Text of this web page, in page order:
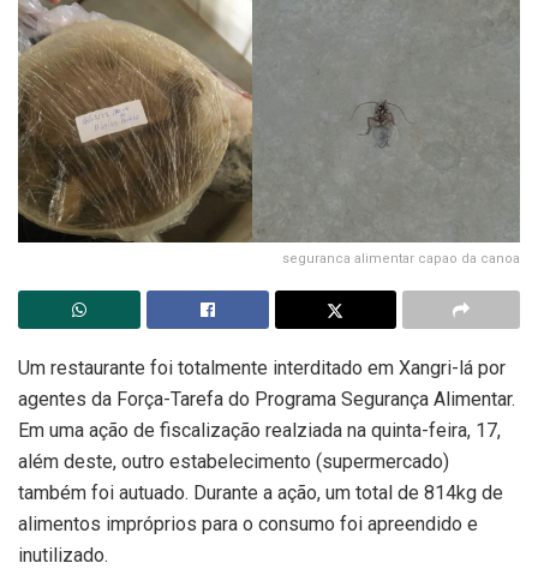
seguranca alimentar capao da canoa
Um restaurante foi totalmente interditado em Xangri-lá por
agentes da Força-Tarefa do Programa Segurança Alimentar.
Em uma ação de fiscalização realziada na quinta-feira, 17,
além deste, outro estabelecimento (supermercado)
também foi autuado. Durante a ação, um total de 814kg de
alimentos impróprios para o consumo foi apreendido e
inutilizado.